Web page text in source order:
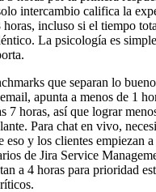
intercambio califica la
horas, incluso si el tiempo
La psicología es
que separan lo
apunta a menos de 1
7 horas, así que lograr
Para chat en vivo,
eso y los clientes empiezan
de Jira Service
a 4 horas para prioridad